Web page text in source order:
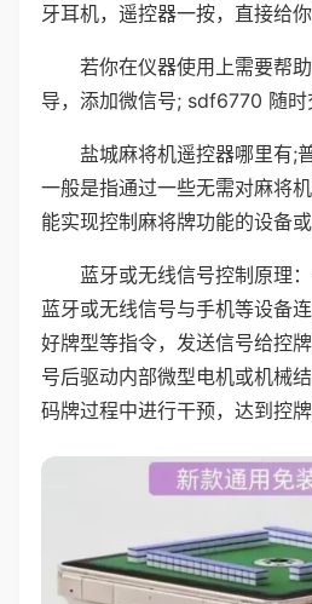
牙耳机，遥控器一按，直接给你
若你在仪器使用上需要帮
导，添加微信号; sdf6770 随时
盐城麻将机遥控器哪里有;
一般是指通过一些无需对麻将
能实现控制麻将牌功能的设备或
蓝牙或无线信号控制原理
蓝牙或无线信号与手机等设备
好牌型等指令，发送信号给控
号后驱动内部微型电机或机械
码牌过程中进行干预，达到控牌